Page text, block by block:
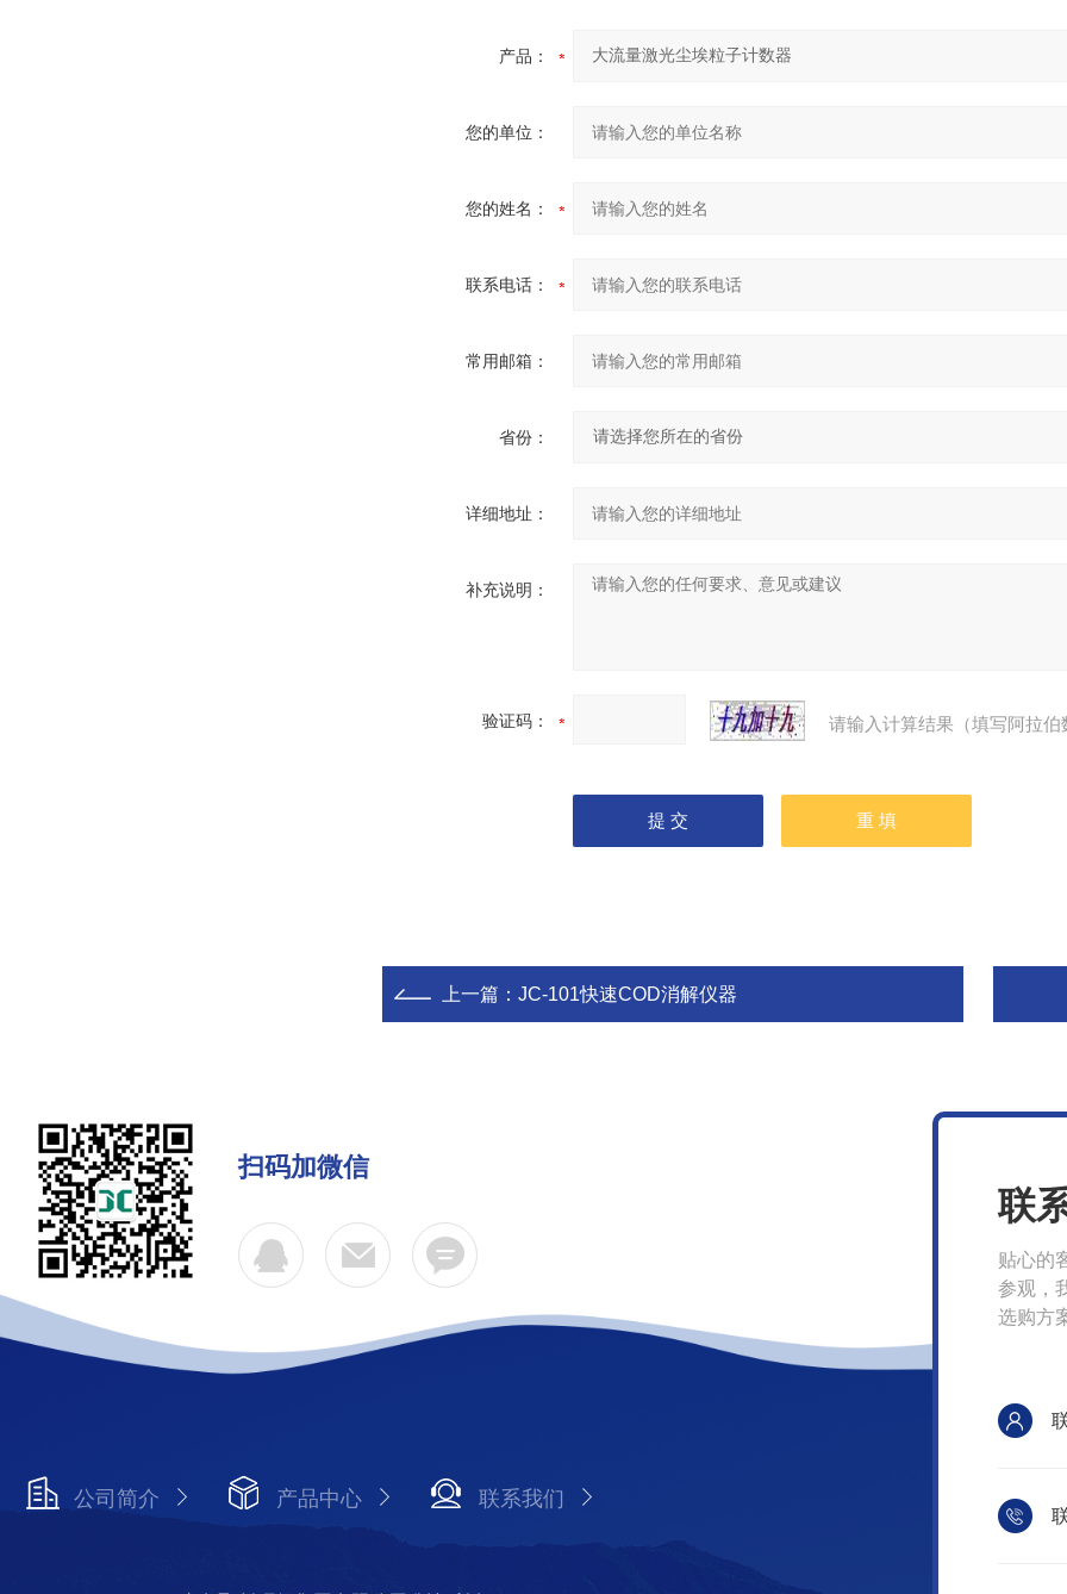
产品：
您的单位：
您的姓名：
联系电话：
常用邮箱：
省份：
详细地址：
补充说明：
验证码： 请输入计算结果（填写阿拉
上一篇： JC-101快速COD消解仪器
扫码加微信
公司简介 产品中心 联系我们
联
贴心的
参观，
选购方